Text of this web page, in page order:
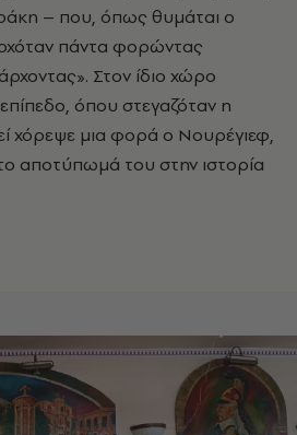
– που, όπως θυμάται ο
πάντα φορώντας
Στον ίδιο χώρο
όπου στεγαζόταν η
χόρεψε μια φορά ο Νουρέγιεφ,
αποτύπωμά του στην ιστορία